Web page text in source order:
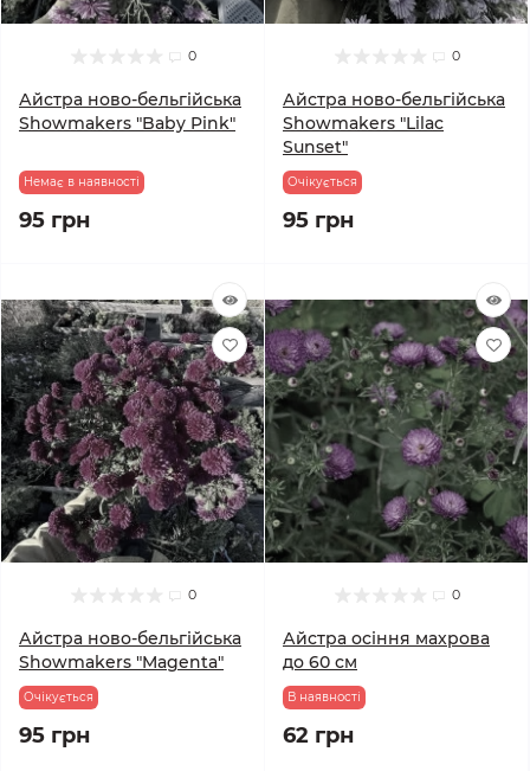
0
Айстра ново-бельгійська
Showmakers "Baby Pink"
Немає в наявності
95 грн
0
Айстра ново-бельгійська
Showmakers "Lilac
Sunset"
Очікується
95 грн
0
Айстра ново-бельгійська
Showmakers "Magenta"
Очікується
95 грн
0
Айстра осіння махрова
до 60 см
В наявності
62 грн